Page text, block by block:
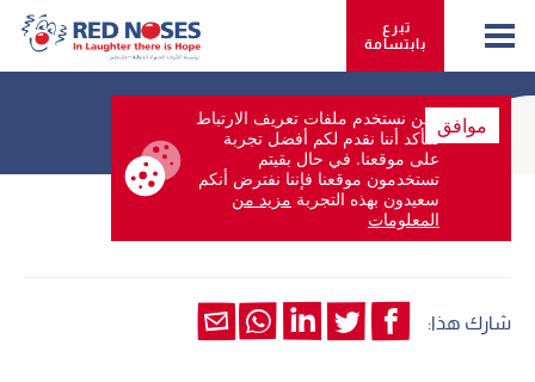
تبرع
بابتسامة
شارك هذا:
نحن نستخدم ملفات تعريف الارتباط
لنتأكد أننا نقدم لكم أفضل تجربة
على موقعنا. في حال بقيتم
تستخدمون موقعنا فإننا نفترض أنكم
سعيدون بهذه التجربة مزيد من
المعلومات
موافق